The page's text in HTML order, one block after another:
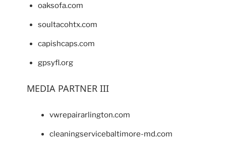
oaksofa.com
soultacohtx.com
capishcaps.com
gpsyfl.org
MEDIA PARTNER III
vwrepairarlington.com
cleaningservicebaltimore-md.com